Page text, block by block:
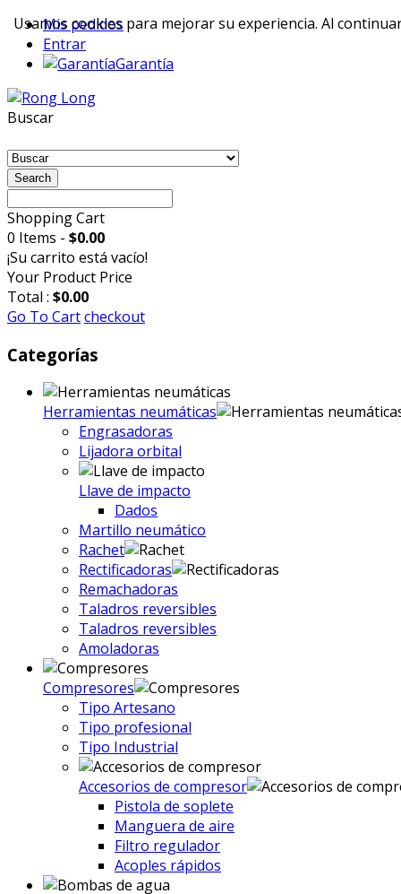
Mis pedidos
Entrar
Garantía
Buscar
Search
Shopping Cart
0 Items - $0.00
¡Su carrito está vacío!
Your Product Price
Total : $0.00
Go To Cartcheckout
Categorías
Herramientas neumáticas
Engrasadoras
Lijadora orbital
Llave de impacto
Dados
Martillo neumático
Rachet
Rectificadoras
Remachadoras
Taladros reversibles
Taladros reversibles
Amoladoras
Compresores
Tipo Artesano
Tipo profesional
Tipo Industrial
Accesorios de compresor
Pistola de soplete
Manguera de aire
Filtro regulador
Acoples rápidos
Usamos cookies para mejorar su experiencia. Al